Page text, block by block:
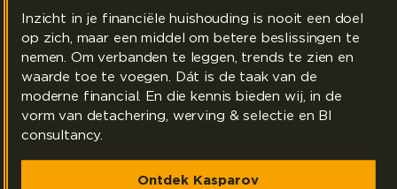
Inzicht in je financiële huishouding is nooit een doel
op zich, maar een middel om betere beslissingen te
nemen. Om verbanden te leggen, trends te zien en
waarde toe te voegen. Dát is de taak van de
moderne financial. En die kennis bieden wij, in de
vorm van detachering, werving & selectie en BI
consultancy.
Ontdek Kasparov